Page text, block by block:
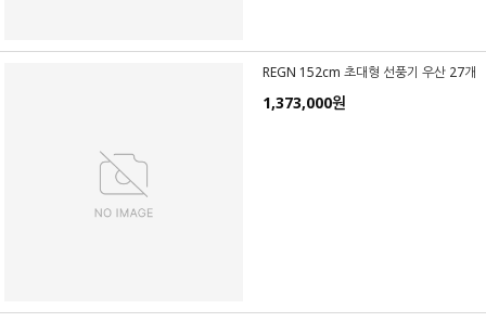
REGN 152cm 초대형 선풍기 우산 27개
1,373,000원